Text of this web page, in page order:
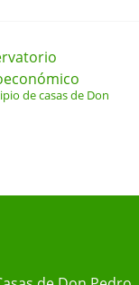
de casas de Don